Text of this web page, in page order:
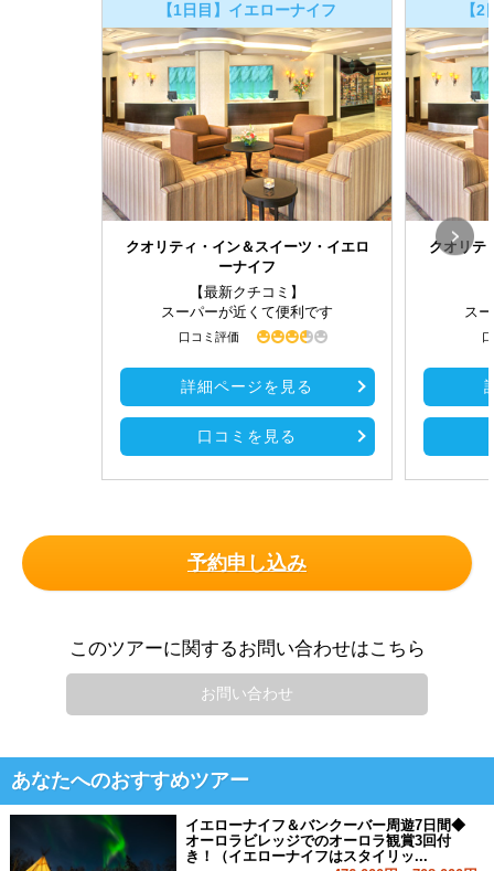
【1日目】イエローナイフ
クオリティ・イン＆スイーツ・イエロ
ーナイフ
【最新クチコミ】
スーパーが近くて便利です
口コミ評価
詳細ページを見る
口コミを見る
【
クオリテ
ス
予約申し込み
このツアーに関するお問い合わせはこちら
お問い合わせ
あなたへのおすすめツアー
イエローナイフ＆バンクーバー周遊7日間◆
オーロラビレッジでのオーロラ観賞3回付
き！（イエローナイフはスタイリッ...